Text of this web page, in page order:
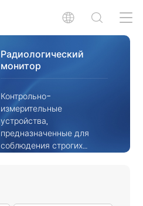
Радиологический
монитор
Контрольно-
измерительные
устройства,
предназначенные для
соблюдения строгих